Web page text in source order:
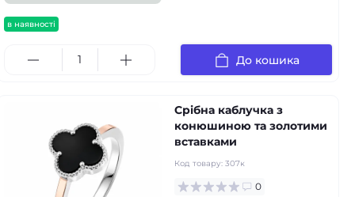
в наявності
До кошика
Срібна каблучка з
конюшиною та золотими
вставками
Код товару: 307к
0